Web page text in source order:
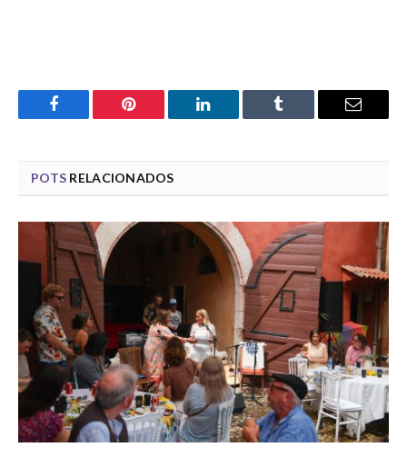
Facebook Pinterest LinkedIn Tumblr Email
POTS RELACIONADOS